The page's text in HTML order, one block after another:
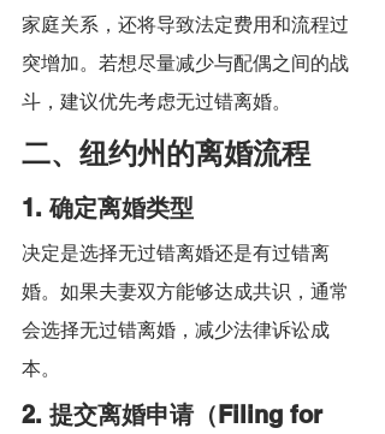
家庭关系，还将导致法定费用和流程过
突增加。若想尽量减少与配偶之间的战
斗，建议优先考虑无过错离婚。
二、纽约州的离婚流程
1. 确定离婚类型
决定是选择无过错离婚还是有过错离
婚。如果夫妻双方能够达成共识，通常
会选择无过错离婚，减少法律诉讼成
本。
2. 提交离婚申请（Filing for